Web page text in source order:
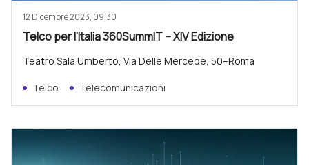
12 Dicembre 2023, 09:30
Telco per l’Italia 360SummIT – XIV Edizione
Teatro Sala Umberto, Via Delle Mercede, 50–Roma
Telco Telecomunicazioni